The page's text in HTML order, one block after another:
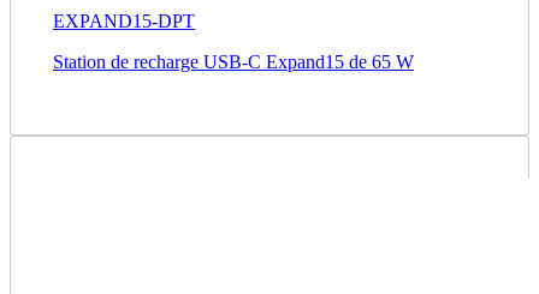
EXPAND15-DPT
Station de recharge USB-C Expand15 de 65 W